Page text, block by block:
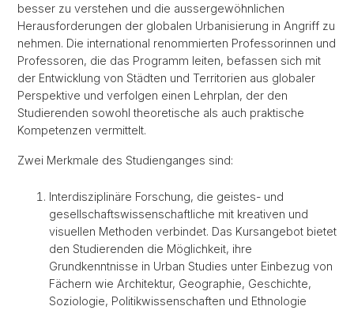
besser zu verstehen und die aussergewöhnlichen
Herausforderungen der globalen Urbanisierung in Angriff zu
nehmen. Die international renommierten Professorinnen und
Professoren, die das Programm leiten, befassen sich mit
der Entwicklung von Städten und Territorien aus globaler
Perspektive und verfolgen einen Lehrplan, der den
Studierenden sowohl theoretische als auch praktische
Kompetenzen vermittelt.
Zwei Merkmale des Studienganges sind:
Interdisziplinäre Forschung, die geistes- und
gesellschaftswissenschaftliche mit kreativen und
visuellen Methoden verbindet. Das Kursangebot bietet
den Studierenden die Möglichkeit, ihre
Grundkenntnisse in Urban Studies unter Einbezug von
Fächern wie Architektur, Geographie, Geschichte,
Soziologie, Politikwissenschaften und Ethnologie